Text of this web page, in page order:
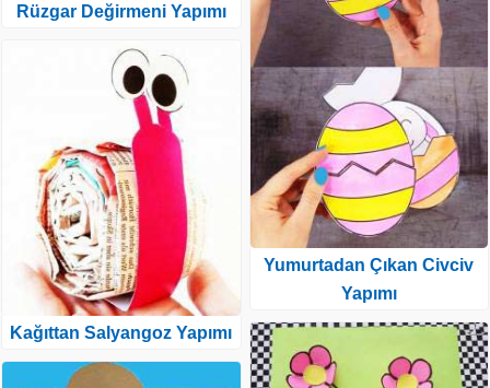
Rüzgar Değirmeni Yapımı
Kağıttan Salyangoz Yapımı
Yumurtadan Çıkan Civciv
Yapımı